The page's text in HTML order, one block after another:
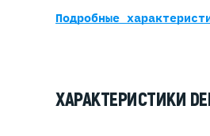
Подробные
ХАРАКТЕРИСТИКИ